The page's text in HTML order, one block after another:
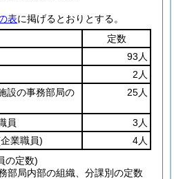
表に掲げるとおりとする。
定数
93人
2人
設の事務部局の
25人
員
3人
業職員)
4人
の定数)
部局内部の組織、分課別の定数